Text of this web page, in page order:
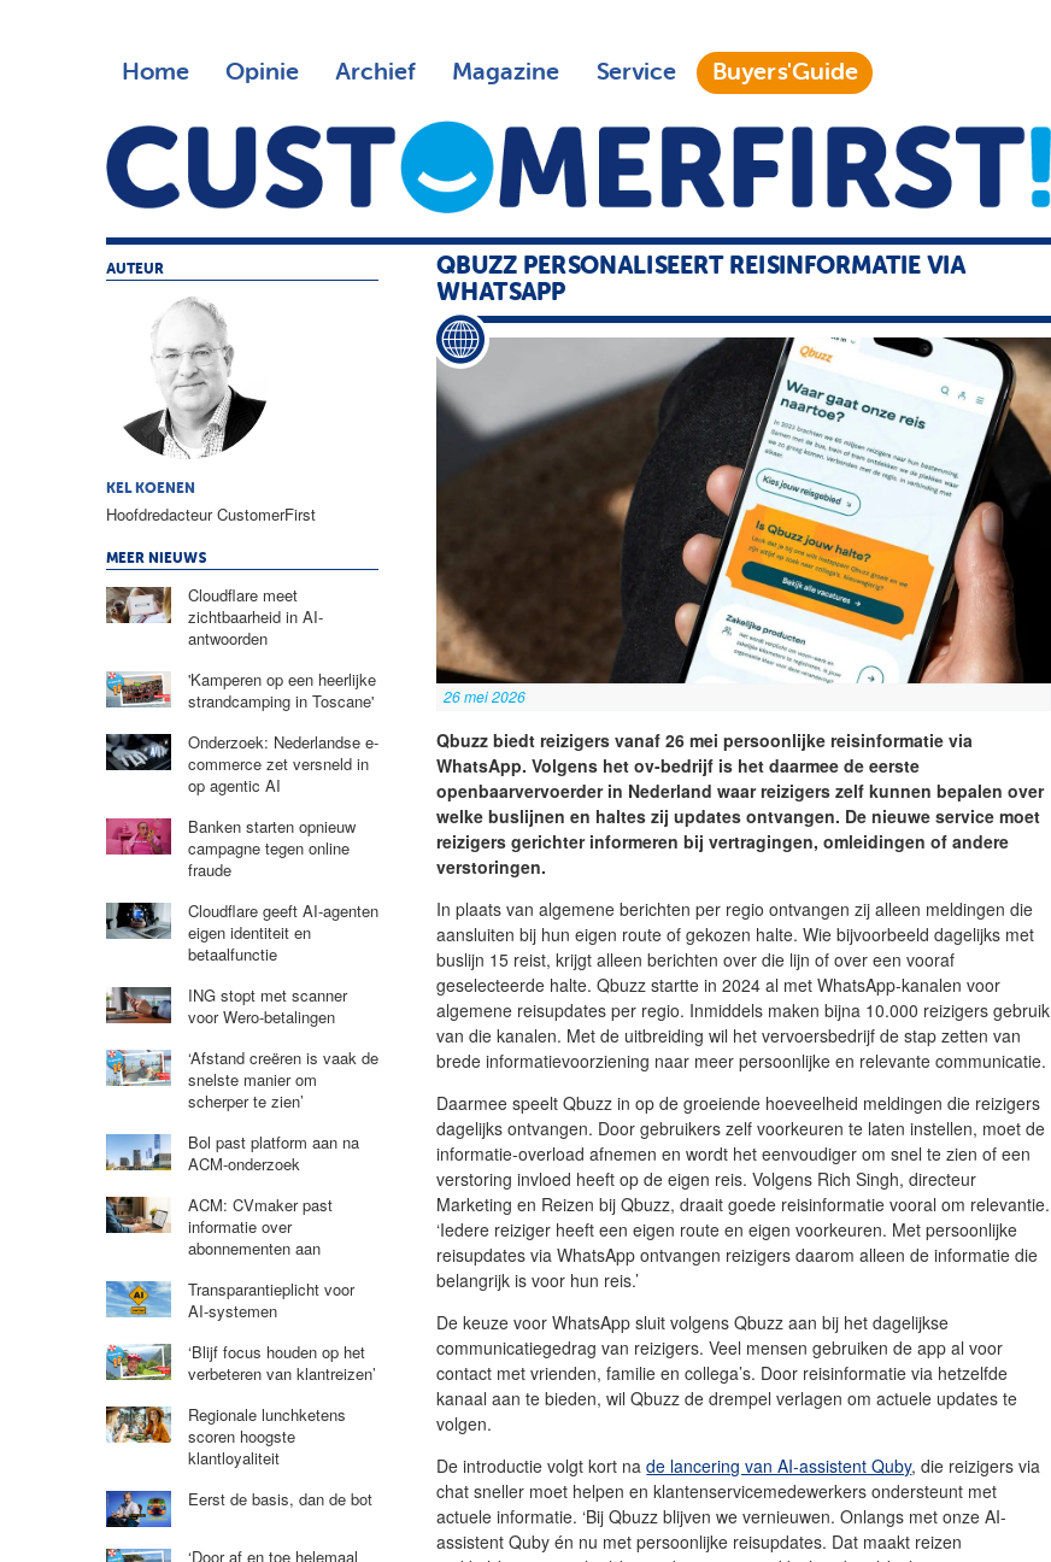
Home Opinie Archief Magazine Service Buyers'Guide
QBUZZ PERSONALISEERT REISINFORMATIE VIA
WHATSAPP
26 mei 2026
Qbuzz biedt reizigers vanaf 26 mei persoonlijke reisinformatie via
WhatsApp. Volgens het ov-bedrijf is het daarmee de eerste
openbaarvervoerder in Nederland waar reizigers zelf kunnen bepalen over
welke buslijnen en haltes zij updates ontvangen. De nieuwe service moet
reizigers gerichter informeren bij vertragingen, omleidingen of andere
verstoringen.
In plaats van algemene berichten per regio ontvangen zij alleen meldingen die
aansluiten bij hun eigen route of gekozen halte. Wie bijvoorbeeld dagelijks met
buslijn 15 reist, krijgt alleen berichten over die lijn of over een vooraf
geselecteerde halte. Qbuzz startte in 2024 al met WhatsApp-kanalen voor
algemene reisupdates per regio. Inmiddels maken bijna 10.000 reizigers gebruik
van die kanalen. Met de uitbreiding wil het vervoersbedrijf de stap zetten van
brede informatievoorziening naar meer persoonlijke en relevante communicatie.
Daarmee speelt Qbuzz in op de groeiende hoeveelheid meldingen die reizigers
dagelijks ontvangen. Door gebruikers zelf voorkeuren te laten instellen, moet de
informatie-overload afnemen en wordt het eenvoudiger om snel te zien of een
verstoring invloed heeft op de eigen reis. Volgens Rich Singh, directeur
Marketing en Reizen bij Qbuzz, draait goede reisinformatie vooral om relevantie.
‘Iedere reiziger heeft een eigen route en eigen voorkeuren. Met persoonlijke
reisupdates via WhatsApp ontvangen reizigers daarom alleen de informatie die
belangrijk is voor hun reis.’
De keuze voor WhatsApp sluit volgens Qbuzz aan bij het dagelijkse
communicatiegedrag van reizigers. Veel mensen gebruiken de app al voor
contact met vrienden, familie en collega’s. Door reisinformatie via hetzelfde
kanaal aan te bieden, wil Qbuzz de drempel verlagen om actuele updates te
volgen.
De introductie volgt kort nade lancering van AI-assistent Quby, die reizigers via
chat sneller moet helpen en klantenservicemedewerkers ondersteunt met
actuele informatie. ‘Bij Qbuzz blijven we vernieuwen. Onlangs met onze AI-
assistent Quby én nu met persoonlijke reisupdates. Dat maakt reizen
AUTEUR
KEL KOENEN
Hoofdredacteur CustomerFirst
MEER NIEUWS
Cloudflare meet
zichtbaarheid in AI-
antwoorden
'Kamperen op een heerlijke
strandcamping in Toscane'
Onderzoek: Nederlandse e-
commerce zet versneld in
op agentic AI
Banken starten opnieuw
campagne tegen online
fraude
Cloudflare geeft AI-agenten
eigen identiteit en
betaalfunctie
ING stopt met scanner
voor Wero-betalingen
‘Afstand creëren is vaak de
snelste manier om
scherper te zien’
Bol past platform aan na
ACM-onderzoek
ACM: CVmaker past
informatie over
abonnementen aan
Transparantieplicht voor
AI-systemen
‘Blijf focus houden op het
verbeteren van klantreizen’
Regionale lunchketens
scoren hoogste
klantloyaliteit
Eerst de basis, dan de bot
‘Door af en toe helemaal